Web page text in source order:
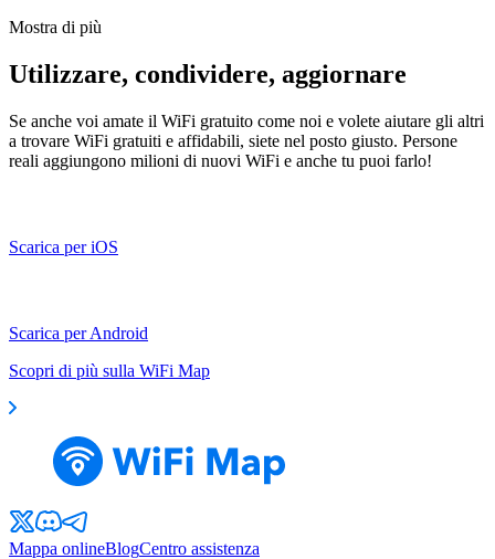
Mostra di più
Utilizzare, condividere, aggiornare
Se anche voi amate il WiFi gratuito come noi e volete aiutare gli altri
a trovare WiFi gratuiti e affidabili, siete nel posto giusto. Persone
reali aggiungono milioni di nuovi WiFi e anche tu puoi farlo!
Scarica per iOS
Scarica per Android
Scopri di più sulla WiFi Map
Mappa onlineBlogCentro assistenza